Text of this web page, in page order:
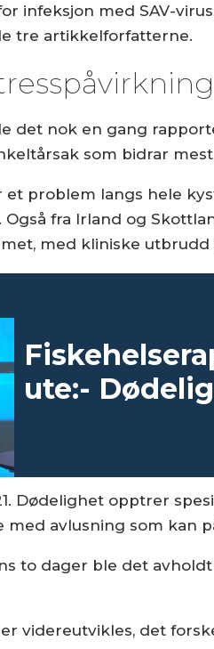
ute:-
infeksjon med SAV-
tre artikkelforfatterne.
det nok en gang
som bidrar
et problem langs hele
fra Irland og
med kliniske utbrudd
Dødelighet opptrer
avlusning som kan
to dager ble det
videreutvikles, det